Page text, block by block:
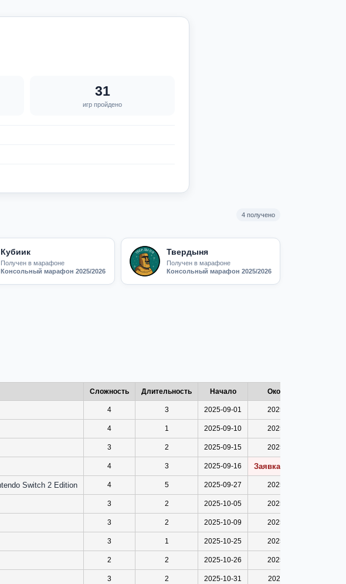
31
игр пройдено
4 получено
Кубиик
Получен в марафоне
Консольный марафон 2025/2026
Твердыня
Получен в марафоне
Консольный марафон 2025/2026
Сложность Длительность Начало Окончание
4 3 2025-09-01 2025-09-10
4 1 2025-09-10 2025-09-13
3 2 2025-09-15 2025-09-16
4 3 2025-09-16 Заявка отменена
Switch 2 Edition 4 5 2025-09-27 2025-10-05
3 2 2025-10-05 2025-10-09
3 2 2025-10-09 2025-10-25
3 1 2025-10-25 2025-10-26
2 2 2025-10-26 2025-10-30
3 2 2025-10-31 2025-11-07